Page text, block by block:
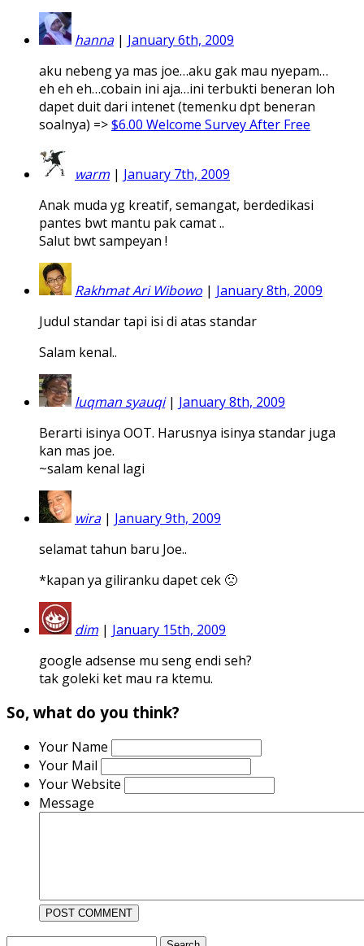
hanna| January 6th, 2009
aku nebeng ya mas joe…aku gak mau nyepam…
eh eh eh…cobain ini aja…ini terbukti beneran loh
dapet duit dari intenet (temenku dpt beneran
soalnya) =>$6.00 Welcome Survey After Free
warm | January 7th, 2009
Anak muda yg kreatif, semangat, berdedikasi
pantes bwt mantu pak camat ..
Salut bwt sampeyan !
Rakhmat Ari Wibowo | January 8th, 2009
Judul standar tapi isi di atas standar
Salam kenal..
luqman syauqi| January 8th, 2009
Berarti isinya OOT. Harusnya isinya standar juga
kan mas joe.
~salam kenal lagi
wira| January 9th, 2009
selamat tahun baru Joe..
*kapan ya giliranku dapet cek 🙁
dim | January 15th, 2009
google adsense mu seng endi seh?
tak goleki ket mau ra ktemu.
So, what do you think?
Your Name
Your Mail
Your Website
Message